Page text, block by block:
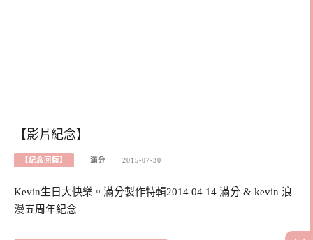
【影片紀念】
【紀念回顧】 滿分 2015-07-30
Kevin生日大快樂。滿分製作特輯2014 04 14 滿分 & kevin 浪
漫五周年紀念